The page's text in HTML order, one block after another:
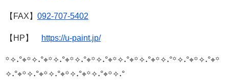
【FAX】 092-707-5402
【HP】 https://u-paint.jp/
꙳✧˖°⌖꙳✧˖°⌖꙳✧˖°⌖꙳✧˖°⌖꙳✧˖°⌖꙳✧˖°⌖꙳✧˖°⌖꙳✧˖°꙳✧˖°⌖꙳✧˖°⌖꙳
✧˖°⌖꙳✧˖°⌖꙳✧˖°⌖꙳✧˖°⌖꙳✧˖°⌖꙳✧˖°